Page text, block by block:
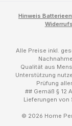
Hinweis
Alle Preise inkl.
Qualität aus
Unterstützung
Prüfung
## Gemäß § 12
Lieferungen
© 2026 Home